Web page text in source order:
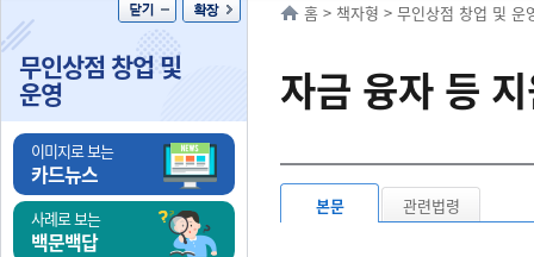
무인상점 창업 및
운영
이미지로 보는
카드뉴스
사례로 보는
백문백답
홈 > 책자형 > 무인상점 창업 및 운
자금 융자 등
본문 관련법령